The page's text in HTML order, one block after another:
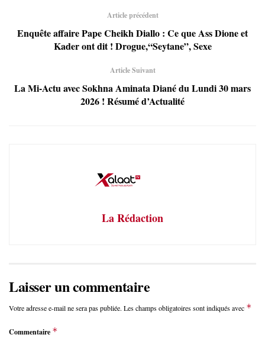
Article précédent
Enquête affaire Pape Cheikh Diallo : Ce que Ass Dione et
Kader ont dit ! Drogue,“Seytane”, Sexe
Article Suivant
La Mi-Actu avec Sokhna Aminata Diané du Lundi 30 mars
2026 ! Résumé d’Actualité
La Rédaction
Laisser un commentaire
Votre adresse e-mail ne sera pas publiée. Les champs obligatoires sont indiqués avec *
Commentaire *